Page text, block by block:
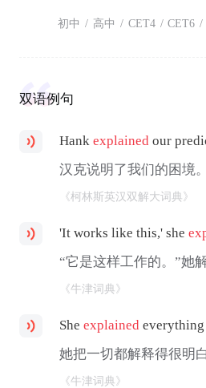
初中 / 高中 / CET4 / CET6 /
双语例句
Hankexplained our
汉克说明了我们的困境。
《柯林斯英汉双解大词典》
'It works like this,' she
“它是这样工作的。”她
《牛津词典》
Sheexplained
她把一切都解释得很明白
《牛津词典》